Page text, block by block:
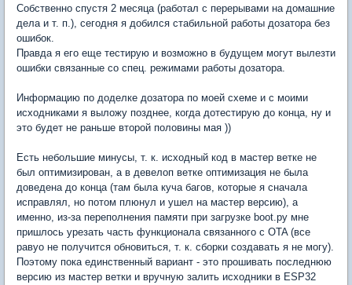
Собственно спустя 2 месяца (работал с перерывами на домашние
дела и т. п.), сегодня я добился стабильной работы дозатора без
ошибок.
Правда я его еще тестирую и возможно в будущем могут вылезти
ошибки связанные со спец. режимами работы дозатора.
Информацию по доделке дозатора по моей схеме и с моими
исходниками я выложу позднее, когда дотестирую до конца, ну и
это будет не раньше второй половины мая ))
Есть небольшие минусы, т. к. исходный код в мастер ветке не
был оптимизирован, а в девелоп ветке оптимизация не была
доведена до конца (там была куча багов, которые я сначала
исправлял, но потом плюнул и ушел на мастер версию), а
именно, из-за переполнения памяти при загрузке boot.py мне
пришлось урезать часть функционала связанного с OTA (все
равyо не получится обновиться, т. к. сборки создавать я не могу).
Поэтому пока единственный вариант - это прошивать последнюю
версию из мастер ветки и вручную залить исходники в ESP32